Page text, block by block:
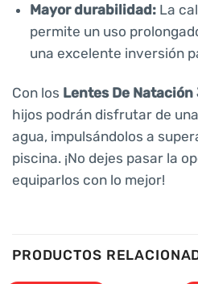
Mayor durabilidad: La
permite un uso
una excelente inversión
Con los Lentes De
hijos podrán disfrutar de
agua, impulsándolos a
piscina. ¡No dejes pasar la
equiparlos con lo mejor!
PRODUCTOS